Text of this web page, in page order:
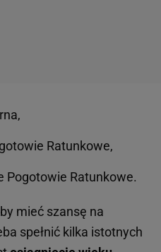
Ratunkowe,
Pogotowie Ratunkowe.
mieć szansę na
spełnić kilka istotnych